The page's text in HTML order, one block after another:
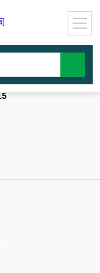
cache/d7/00016/
in